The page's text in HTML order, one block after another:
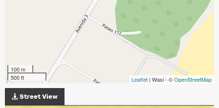
100 m
500 ft
Leaflet | Wasi - ©OpenStreetMap
Street View